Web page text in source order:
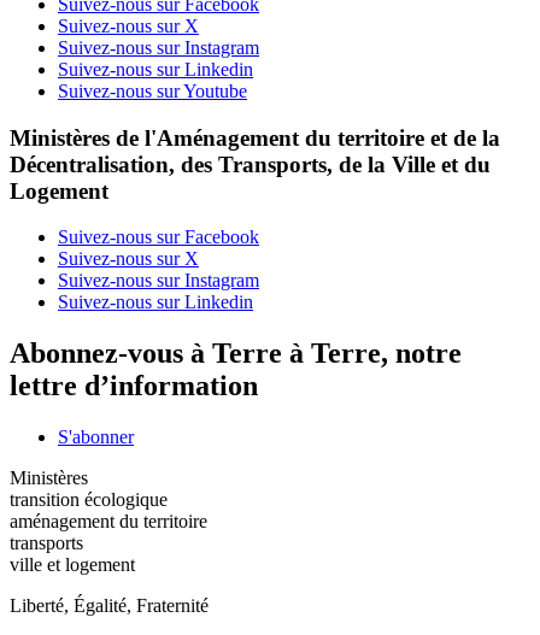
Suivez-nous sur X
Suivez-nous sur Instagram
Suivez-nous sur Linkedin
Suivez-nous sur Youtube
Ministères de l'Aménagement du territoire et de la
Décentralisation, des Transports, de la Ville et du
Logement
Suivez-nous sur Facebook
Suivez-nous sur X
Suivez-nous sur Instagram
Suivez-nous sur Linkedin
Abonnez-vous à Terre à Terre, notre
lettre d’information
S'abonner
Ministères
transition écologique
aménagement du territoire
transports
ville et logement
Liberté, Égalité, Fraternité